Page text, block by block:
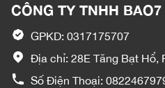
CÔNG TY TNHH
GPKD: 0317175707
Địa chỉ: 28E Tăng Bạt Hổ,
Số Điện Thoại: